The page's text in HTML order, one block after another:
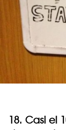
18. Casi el